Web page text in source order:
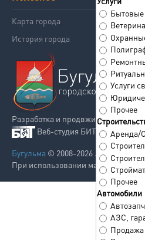
Бытовые
Услуги
Прочее
Аренда/
Прочее
Автомобили
АЗС,
Продажа
Карта города
История города
Разработка и продвжиение сайта
Веб-студия БИТРУ
Бугульма © 2008-2026 . Все права
При использовании материалов